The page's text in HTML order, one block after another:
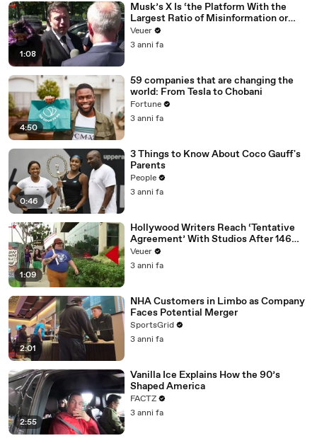
1:08
Musk’s X Is ‘the Platform With the
Largest Ratio of Misinformation or
Disinformation’ Amongst All Social
Media Platforms
Veuer
3 anni fa
4:50
59 companies that are changing the
world: From Tesla to Chobani
Fortune
3 anni fa
0:46
3 Things to Know About Coco Gauff's
Parents
People
3 anni fa
1:09
Hollywood Writers Reach ‘Tentative
Agreement’ With Studios After 146
Day Strike
Veuer
3 anni fa
2:01
NHA Customers in Limbo as Company
Faces Potential Merger
SportsGrid
3 anni fa
2:55
Vanilla Ice Explains How the 90’s
Shaped America
FACTZ
3 anni fa